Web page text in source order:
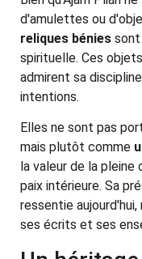
d'amulettes ou
reliques bénies sont
spirituelle. Ces
admirent sa
intentions.
Elles ne sont pas
mais plutôt comme
la valeur de la
paix intérieure. Sa
ressentie
ses écrits et ses